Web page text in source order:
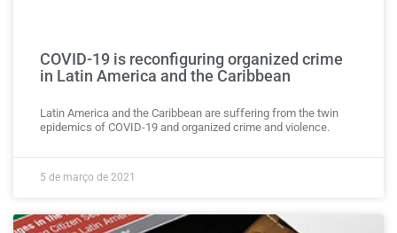
COVID-19 is reconfiguring organized crime
in Latin America and the Caribbean
Latin America and the Caribbean are suffering from the twin
epidemics of COVID-19 and organized crime and violence.
5 de março de 2021